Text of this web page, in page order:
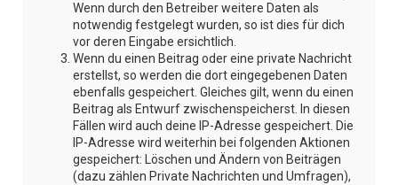
Wenn durch den Betreiber weitere Daten als
notwendig festgelegt wurden, so ist dies für dich
vor deren Eingabe ersichtlich.
Wenn du einen Beitrag oder eine private Nachricht
erstellst, so werden die dort eingegebenen Daten
ebenfalls gespeichert. Gleiches gilt, wenn du einen
Beitrag als Entwurf zwischenspeicherst. In diesen
Fällen wird auch deine IP-Adresse gespeichert. Die
IP-Adresse wird weiterhin bei folgenden Aktionen
gespeichert: Löschen und Ändern von Beiträgen
(dazu zählen Private Nachrichten und Umfragen),